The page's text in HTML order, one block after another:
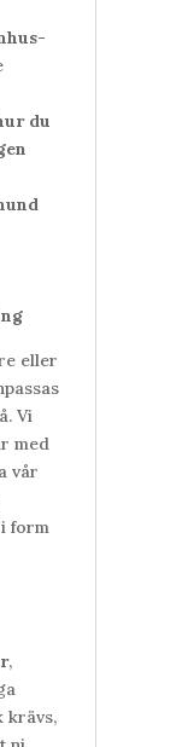
du
eller
Vi
med
vår
form
,
krävs,